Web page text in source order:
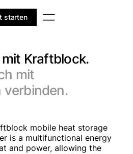
starten
Kraftblock.
mit
verbinden.